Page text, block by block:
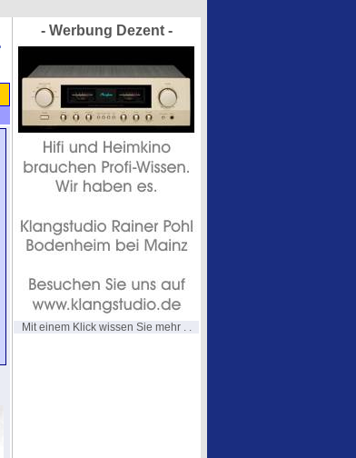
- Werbung Dezent -
Mit einem Klick wissen Sie mehr . .